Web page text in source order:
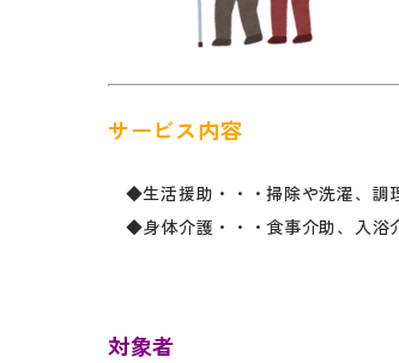
サービス内容
◆生活援助・・・掃除や洗濯、調
◆身体介護・・・食事介助、入浴
対象者